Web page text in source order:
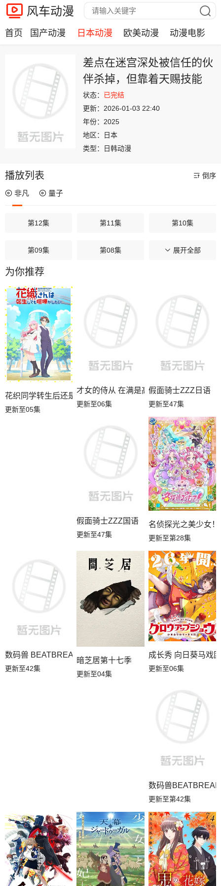
风车动漫
首页 国产动漫 日本动漫 欧美动漫 动漫电影
差点在迷宫深处被信任的伙
伴杀掉，但靠着天赐技能
“无限扭蛋”获得等级9999的
伙伴，我要向前队友和世界
展开复仇&amp;“给他们好
看！”
状态： 已完结
更新： 2026-01-03 22:40
年份： 2025
地区：
日本
类型：
日韩动漫
播放列表 倒序
非凡 量子
第12集 第11集 第10集
第09集 第08集 第07集
第06集
第03集
展开全部
为你推荐
花织同学转生后还是想干架
更新至05集
才女的侍从 在满是高岭之花的贵族学校
更新至06集
假面骑士ZZZ日语
更新至47集
假面骑士ZZZ国语
更新至47集
名侦探光之美少女！
更新至第28集
数码兽 BEATBREAK
更新至42集
暗芝居第十七季
更新至04集
成长秀 向日葵马戏团
更新至06集
数码兽BEATBREAK
更新至第42集